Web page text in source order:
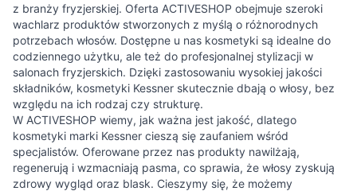
z branży fryzjerskiej. Oferta ACTIVESHOP obejmuje szeroki
wachlarz produktów stworzonych z myślą o różnorodnych
potrzebach włosów. Dostępne u nas kosmetyki są idealne do
codziennego użytku, ale też do profesjonalnej stylizacji w
salonach fryzjerskich. Dzięki zastosowaniu wysokiej jakości
składników, kosmetyki Kessner skutecznie dbają o włosy, bez
względu na ich rodzaj czy strukturę.
W ACTIVESHOP wiemy, jak ważna jest jakość, dlatego
kosmetyki marki Kessner cieszą się zaufaniem wśród
specjalistów. Oferowane przez nas produkty nawilżają,
regenerują i wzmacniają pasma, co sprawia, że włosy zyskują
zdrowy wygląd oraz blask. Cieszymy się, że możemy